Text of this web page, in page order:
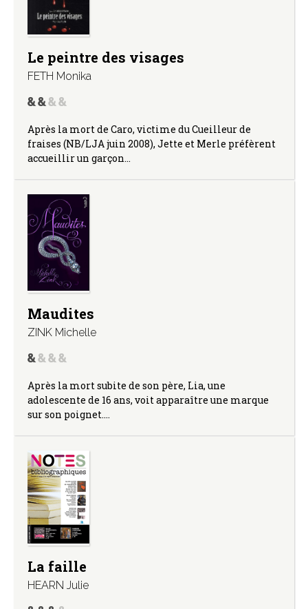
Le peintre des visages
FETH Monika
Après la mort de Caro, victime du Cueilleur de
fraises (NB/LJA juin 2008), Jette et Merle préfèrent
accueillir un garçon…
Maudites
ZINK Michelle
Après la mort subite de son père, Lia, une
adolescente de 16 ans, voit apparaître une marque
sur son poignet.…
La faille
HEARN Julie